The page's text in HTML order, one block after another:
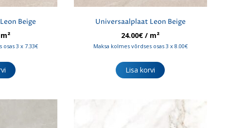
Beige
osas 3 x 7.33€
Universaalplaat Leon Beige
24.00€ / m²
Maksa kolmes võrdses osas 3 x 8.00€
Lisa korvi